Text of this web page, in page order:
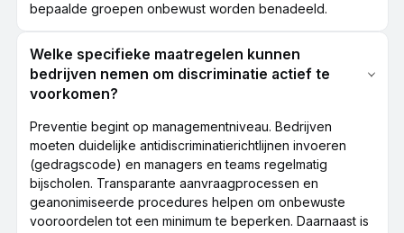
bepaalde groepen onbewust worden benadeeld.
Welke specifieke maatregelen kunnen
bedrijven nemen om discriminatie actief te
voorkomen?
Preventie begint op managementniveau. Bedrijven
moeten duidelijke antidiscriminatierichtlijnen invoeren
(gedragscode) en managers en teams regelmatig
bijscholen. Transparante aanvraagprocessen en
geanonimiseerde procedures helpen om onbewuste
vooroordelen tot een minimum te beperken. Daarnaast is